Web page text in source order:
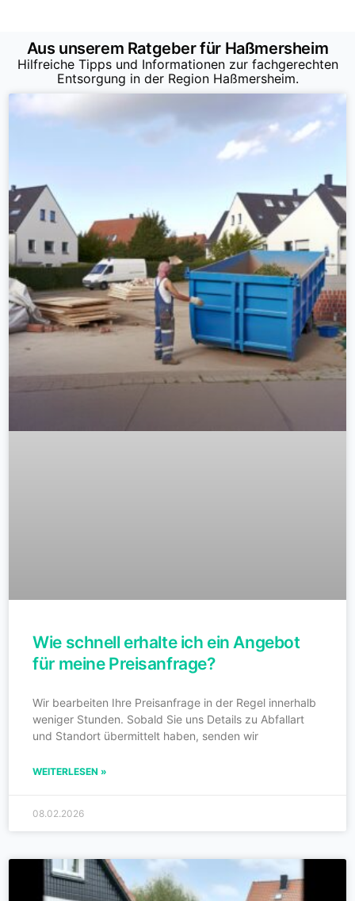
Aus unserem Ratgeber für Haßmersheim
Hilfreiche Tipps und Informationen zur fachgerechten
Entsorgung in der Region Haßmersheim.
Wie schnell erhalte ich ein Angebot
für meine Preisanfrage?
Wir bearbeiten Ihre Preisanfrage in der Regel innerhalb
weniger Stunden. Sobald Sie uns Details zu Abfallart
und Standort übermittelt haben, senden wir
WEITERLESEN »
08.02.2026